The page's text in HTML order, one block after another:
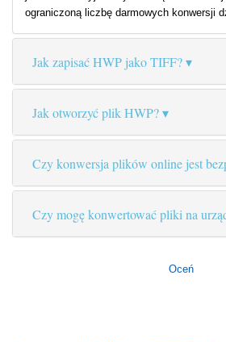
ograniczoną liczbę darmowych konwersji
Jak zapisać HWP jako TIFF?
Jak otworzyć plik HWP?
Czy konwersja plików online jest
Czy mogę konwertować pliki na
Oceń